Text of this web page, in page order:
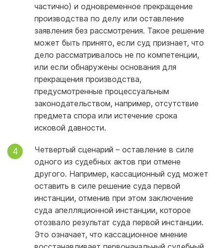
частично) и одновременное прекращение
производства по делу или оставление
заявления без рассмотрения. Такое решение
может быть принято, если суд признает, что
дело рассматривалось не по компетенции,
или если обнаружены основания для
прекращения производства,
предусмотренные процессуальным
законодательством, например, отсутствие
предмета спора или истечение срока
исковой давности.
Четвертый сценарий – оставление в силе
одного из судебных актов при отмене
другого. Например, кассационный суд может
оставить в силе решение суда первой
инстанции, отменив при этом заключение
суда апелляционной инстанции, которое
отозвало результат суда первой инстанции.
Это означает, что кассационное мнение